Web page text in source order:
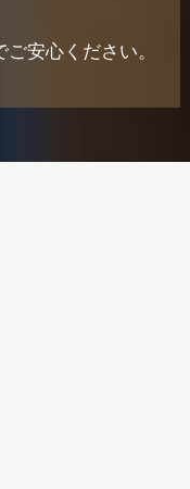
安心ください。